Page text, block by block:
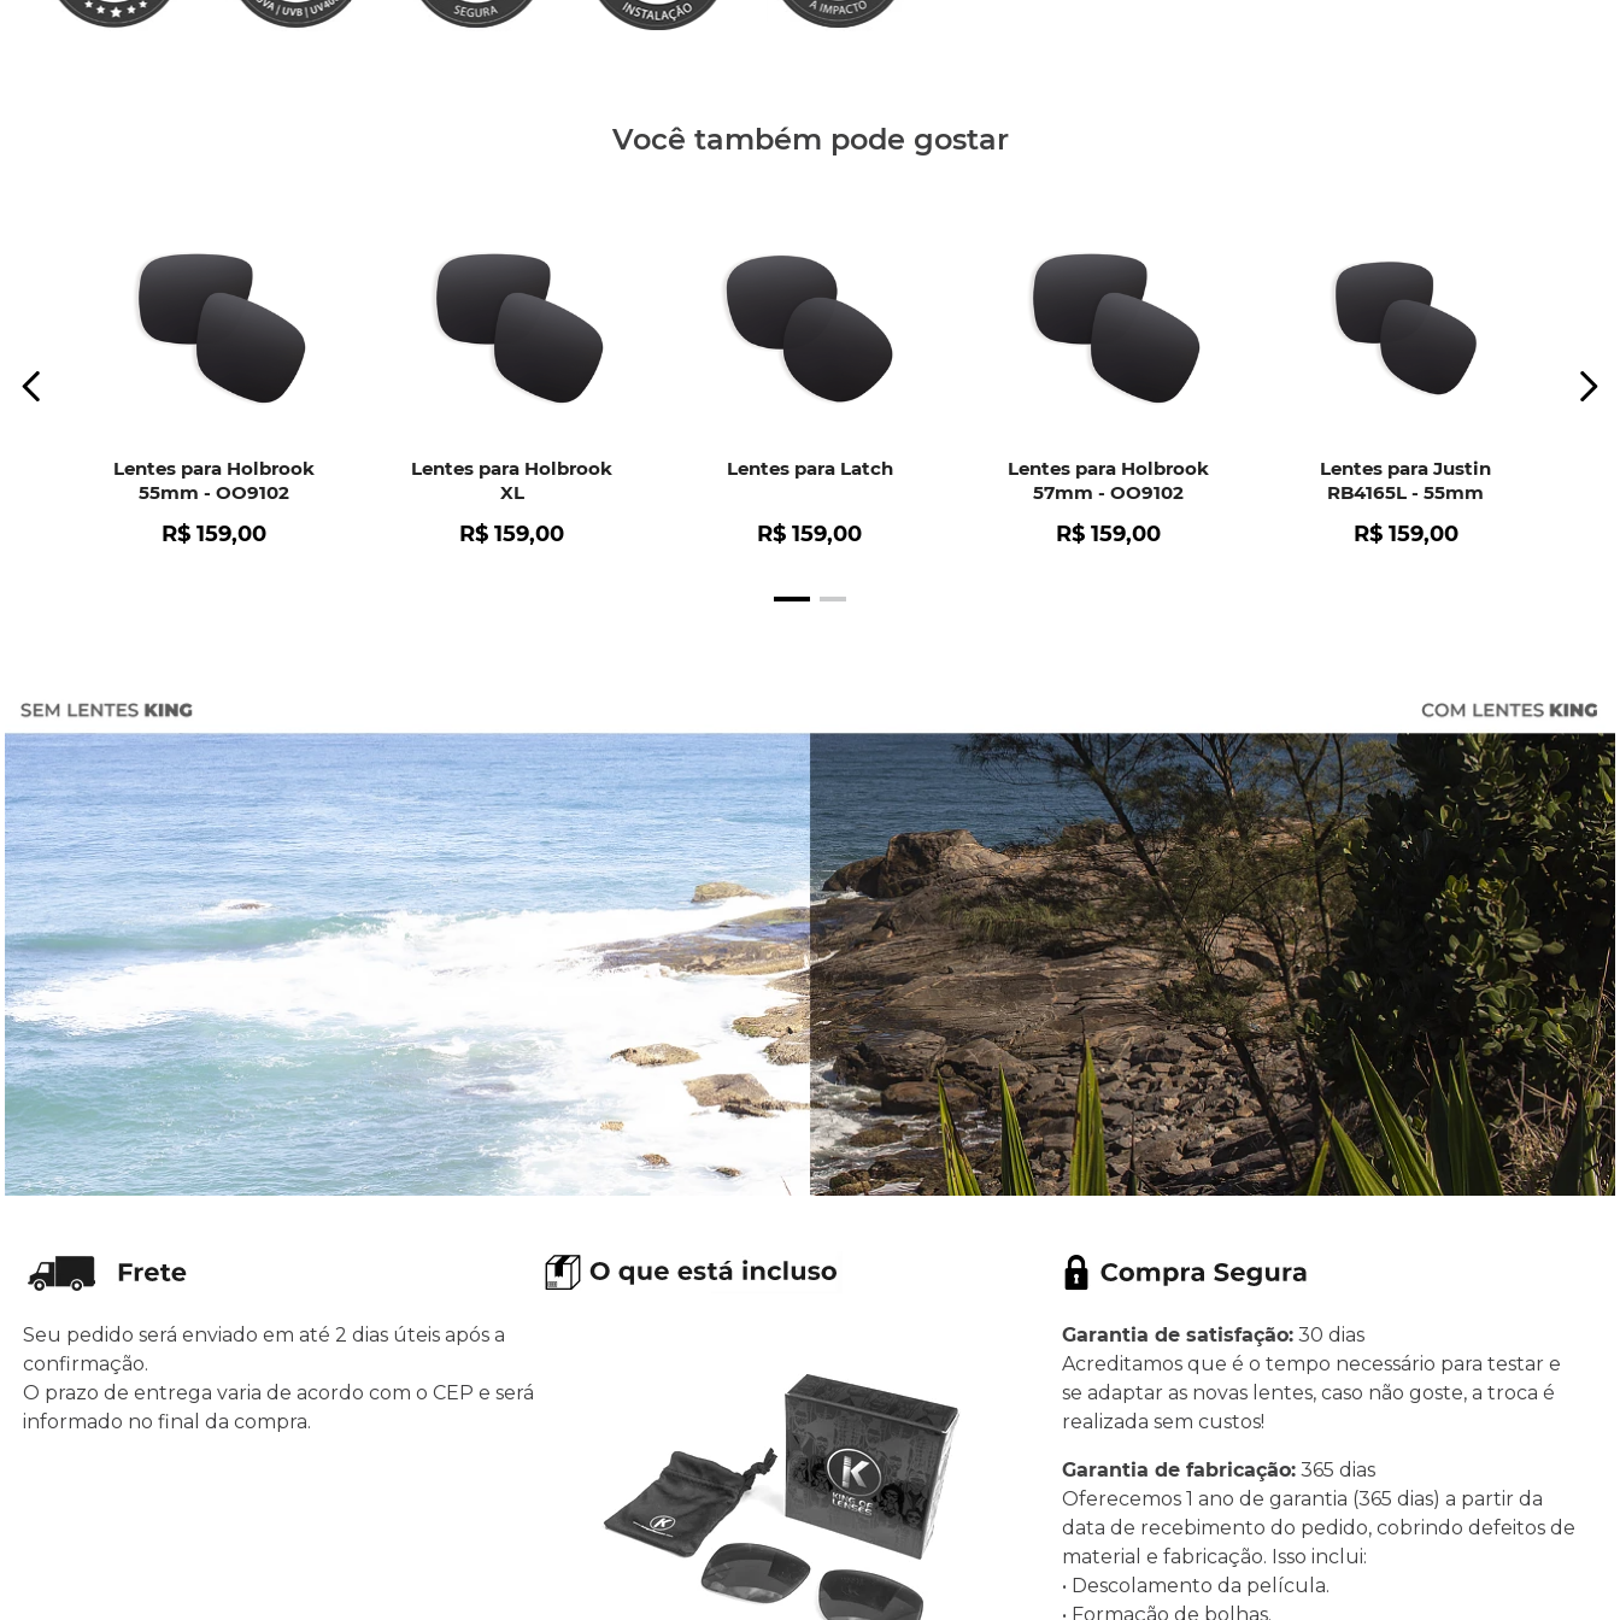
Você também pode gostar
Lentes para Holbrook
55mm - OO9102
R$ 159,00
Lentes para Holbrook
XL
R$ 159,00
Lentes para Latch
R$ 159,00
Lentes para Holbrook
57mm - OO9102
R$ 159,00
Lentes para Justin
RB4165L - 55mm
R$ 159,00
Seu pedido será enviado em até 2 dias úteis após a
confirmação.
O prazo de entrega varia de acordo com o CEP e será
informado no final da compra.
Garantia de satisfação:30 dias
Acreditamos que é o tempo necessário para testar e
se adaptar as novas lentes, caso não goste, a troca é
realizada sem custos!
Garantia de fabricação:365 dias
Oferecemos 1 ano de garantia (365 dias) a partir da
data de recebimento do pedido, cobrindo defeitos de
material e fabricação. Isso inclui:
• Descolamento da película.
• Formação de bolhas.